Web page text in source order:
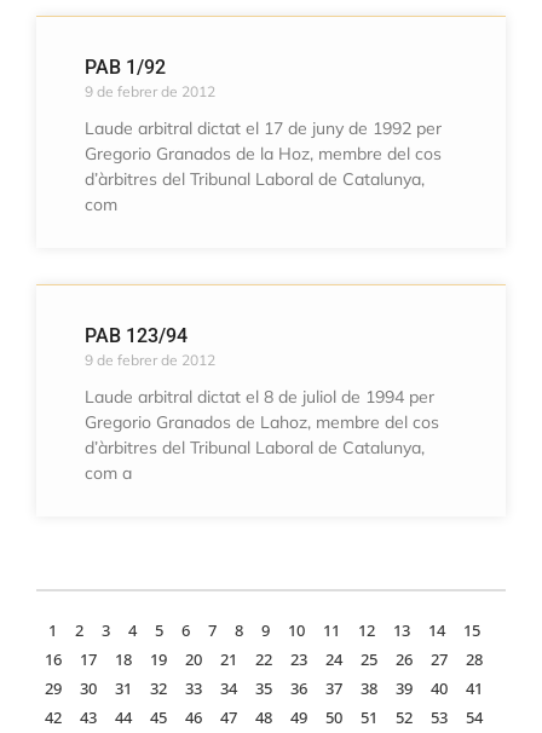
PAB 1/92
9 de febrer de 2012
Laude arbitral dictat el 17 de juny de 1992 per
Gregorio Granados de la Hoz, membre del cos
d’àrbitres del Tribunal Laboral de Catalunya,
com
PAB 123/94
9 de febrer de 2012
Laude arbitral dictat el 8 de juliol de 1994 per
Gregorio Granados de Lahoz, membre del cos
d’àrbitres del Tribunal Laboral de Catalunya,
com a
1 2 3 4 5 6 7 8 9 10 11 12 13 14
15
16
17 18 19 20 21 22 23 24 25 26 27
28
29
30 31 32 33 34 35 36 37 38 39 40
41
42
43 44 45 46 47 48 49 50 51 52 53 54